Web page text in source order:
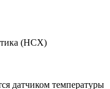
(НСХ)
датчиком температуры